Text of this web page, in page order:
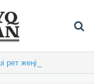
жеңіске жетті